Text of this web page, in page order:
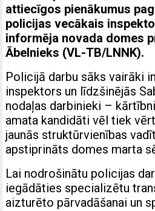
attiecīgos pienākumus
policijas vecākais
informēja novada domes
Ābelnieks (VL-TB/LNNK).
Policijā darbu sāks vairāki
inspektors un līdzšinējās
nodaļas darbinieki –
amata kandidāti vēl tiek
jaunās struktūrvienības
apstiprināts domes marta
Lai nodrošinātu policijas
iegādāties specializētu
aizturēto pārvadāšanai un